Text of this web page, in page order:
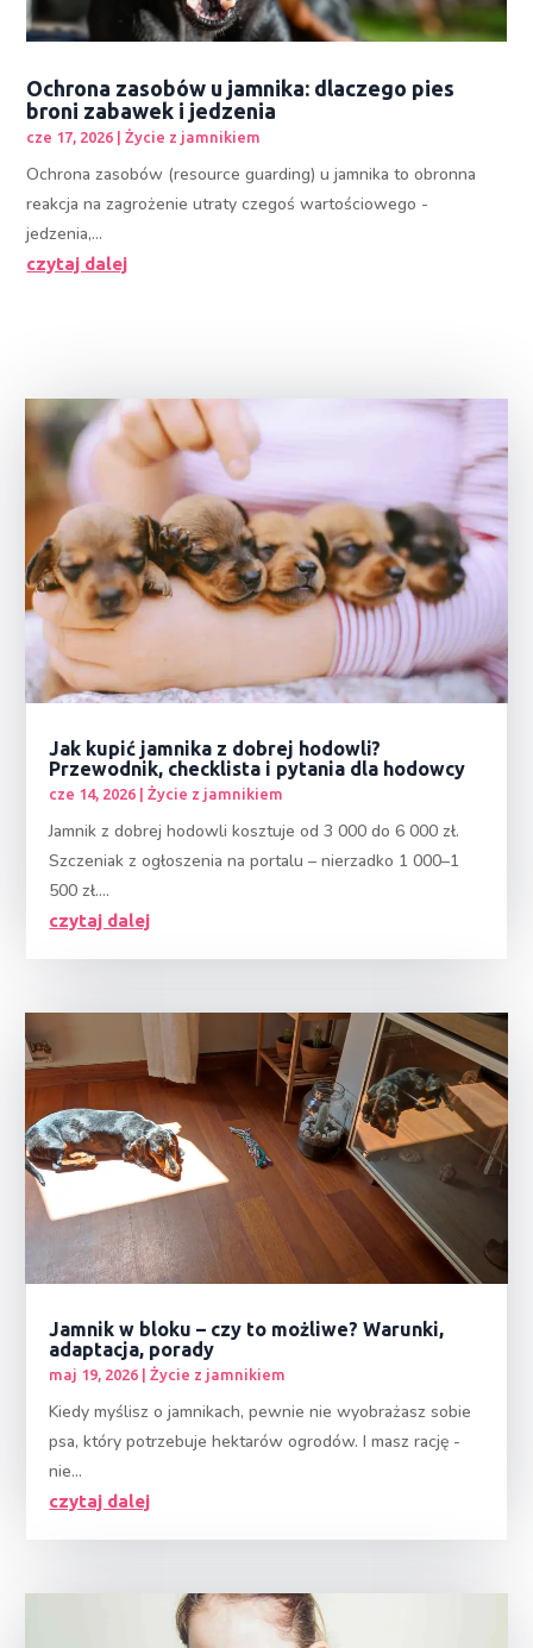
Ochrona zasobów u jamnika: dlaczego pies
broni zabawek i jedzenia
cze 17, 2026 |Życie z jamnikiem
Ochrona zasobów (resource guarding) u jamnika to obronna
reakcja na zagrożenie utraty czegoś wartościowego -
jedzenia,...
czytaj dalej
Jak kupić jamnika z dobrej hodowli?
Przewodnik, checklista i pytania dla hodowcy
cze 14, 2026 |Życie z jamnikiem
Jamnik z dobrej hodowli kosztuje od 3 000 do 6 000 zł.
Szczeniak z ogłoszenia na portalu – nierzadko 1 000–1
500 zł....
czytaj dalej
Jamnik w bloku – czy to możliwe? Warunki,
adaptacja, porady
maj 19, 2026 |Życie z jamnikiem
Kiedy myślisz o jamnikach, pewnie nie wyobrażasz sobie
psa, który potrzebuje hektarów ogrodów. I masz rację -
nie...
czytaj dalej